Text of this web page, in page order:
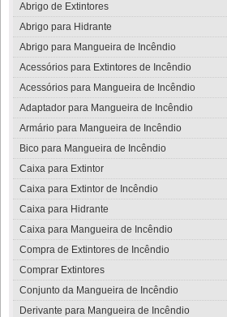
Abrigo de Extintores
Abrigo para Hidrante
Abrigo para Mangueira de Incêndio
Acessórios para Extintores de Incêndio
Acessórios para Mangueira de Incêndio
Adaptador para Mangueira de Incêndio
Armário para Mangueira de Incêndio
Bico para Mangueira de Incêndio
Caixa para Extintor
Caixa para Extintor de Incêndio
Caixa para Hidrante
Caixa para Mangueira de Incêndio
Compra de Extintores de Incêndio
Comprar Extintores
Conjunto da Mangueira de Incêndio
Derivante para Mangueira de Incêndio